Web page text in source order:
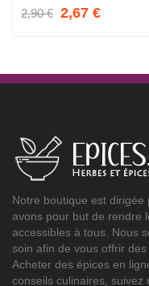
2,90 € 2,67 €
Notre boutique est
avons pour but de rendre
accessibles à tous. Nous
soin afin de vous offrir
Acheter des épices en
conseils culinaires, suivez